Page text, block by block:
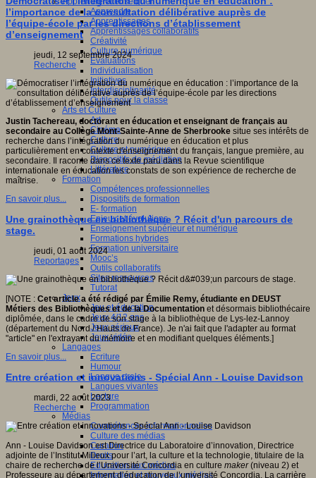
Apprendre
Apprentissages
Apprentissages collaboratifs
Créativité
Culture numérique
Evaluations
Individualisation
Initiatives
Interdisciplinarité
Outils pour la classe
Arts et Culture
Art
Cinéma
Culture
Culture et numérique
Dispositifs de médiation
Littérature
Formation
Compétences professionnelles
Dispositifs de formation
E- formation
Enjeux et évolutions
Enseignement supérieur et numérique
Formations hybrides
Formation universitaire
Mooc’s
Outils collaboratifs
Sites ressources
Tutorat
Jeux
Jeu et éducation
Jeux 4/12 ans
Jeux sérieux
Jeux vidéo
Langages
Ecriture
Humour
Langue orale
Langues vivantes
Lecture
Programmation
Médias
Compétences informationnelles
Culture des médias
Curation
Droits
Education aux médias
Information et nouveaux médias
l’importance de la consultation délibérative auprès de
l’équipe-école par les directions d’établissement
d’enseignement
jeudi, 12 septembre 2024
Recherche
Justin Tachereau, doctorant en éducation et enseignant de français au
secondaire au Collège Mont-Sainte-Anne de Sherbrooke situe ses intérêts de
recherche dans l’intégration du numérique en éducation et plus
particulièrement en contexte d'enseignement du français, langue première, au
secondaire. Il raconte dans ce texte paru dans la Revue scientifique
internationale en éducation les constats de son expérience de recherche de
maîtrise.
En savoir plus...
Une grainothèque en bibliothèque ? Récit d'un parcours de
stage.
jeudi, 01 août 2024
Reportages
[NOTE : Cet article a été rédigé par Émilie Remy, étudiante en DEUST
Métiers des Bibliothèques et de la Documentation et désormais bibliothécaire
diplômée, dans le cadre de son stage à la bibliothèque de Lys-lez-Lannoy
(département du Nord / Hauts de France). Je n'ai fait que l'adapter au format
"article" en l'extrayant du mémoire et en modifiant quelques éléments.]
En savoir plus...
Entre création et innovations - Spécial Ann - Louise Davidson
mardi, 22 août 2023
Recherche
Ann - Louise Davidson est Directrice du Laboratoire d’innovation, Directrice
adjointe de l’Institut Milieux pour l’art, la culture et la technologie, titulaire de la
chaire de recherche de l’Université Concordia en culture maker(niveau 2) et
Professeure au département d’éducation de l’université Concordia. La carrière